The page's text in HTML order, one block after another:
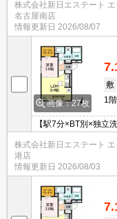
株式会社新日エステート
名古屋南店
情報更新日 2026/08/07
画像：27枚
敷
1階
【駅7分×BT別×独立
ホン・オートロック
室内設備は洗面所独
います。ペットがお
す。
株式会社新日エステート
港店
情報更新日 2026/08/03